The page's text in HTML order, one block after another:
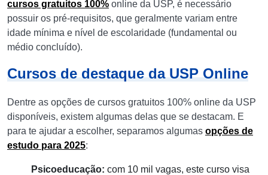
cursos gratuitos 100% online da USP, é necessário
possuir os pré-requisitos, que geralmente variam entre
idade mínima e nível de escolaridade (fundamental ou
médio concluído).
Cursos de destaque da USP Online
Dentre as opções de cursos gratuitos 100% online da USP
disponíveis, existem algumas delas que se destacam. E
para te ajudar a escolher, separamos algumas opções de
estudo para 2025:
Psicoeducação: com 10 mil vagas, este curso visa